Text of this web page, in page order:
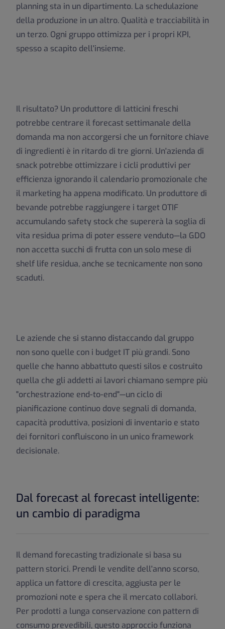
planning sta in un dipartimento. La schedulazione
della produzione in un altro. Qualità e tracciabilità in
un terzo. Ogni gruppo ottimizza per i propri KPI,
spesso a scapito dell'insieme.
Il risultato? Un produttore di latticini freschi
potrebbe centrare il forecast settimanale della
domanda ma non accorgersi che un fornitore chiave
di ingredienti è in ritardo di tre giorni. Un'azienda di
snack potrebbe ottimizzare i cicli produttivi per
efficienza ignorando il calendario promozionale che
il marketing ha appena modificato. Un produttore di
bevande potrebbe raggiungere i target OTIF
accumulando safety stock che supererà la soglia di
vita residua prima di poter essere venduto—la GDO
non accetta succhi di frutta con un solo mese di
shelf life residua, anche se tecnicamente non sono
scaduti.
Le aziende che si stanno distaccando dal gruppo
non sono quelle con i budget IT più grandi. Sono
quelle che hanno abbattuto questi silos e costruito
quella che gli addetti ai lavori chiamano sempre più
"orchestrazione end-to-end"—un ciclo di
pianificazione continuo dove segnali di domanda,
capacità produttiva, posizioni di inventario e stato
dei fornitori confluiscono in un unico framework
decisionale.
Dal forecast al forecast intelligente:
un cambio di paradigma
Il demand forecasting tradizionale si basa su
pattern storici. Prendi le vendite dell'anno scorso,
applica un fattore di crescita, aggiusta per le
promozioni note e spera che il mercato collabori.
Per prodotti a lunga conservazione con pattern di
consumo prevedibili, questo approccio funziona